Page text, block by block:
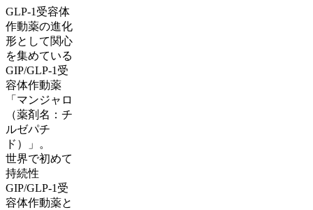
GLP-1受容体
作動薬の進化
形として関心
を集めている
GIP/GLP-1受
容体作動薬
「マンジャロ
（薬剤名：チ
ルゼパチ
ド）」。
世界で初めて
持続性
GIP/GLP-1受
容体作動薬と